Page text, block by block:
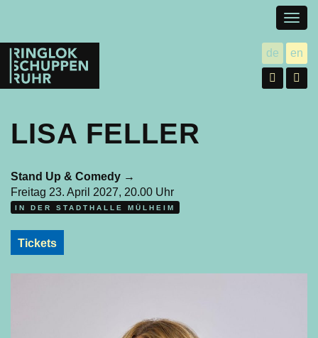
Ringlokschuppen
Ruhr
de utsch
en
LISA FELLER
Stand Up & Comedy →
Freitag 23. April 2027, 20.00 Uhr
IN DER STADTHALLE MÜLHEIM
Tickets